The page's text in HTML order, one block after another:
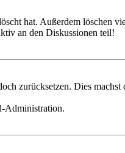
hat. Außerdem löschen
an den Diskussionen teil!
zurücksetzen. Dies
Administration.